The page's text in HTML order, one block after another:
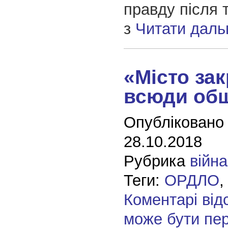
правду після
з Читати
«Місто
всюди
28.10.2018
Рубрика війна
Теги: ОРДЛО,
Коментарі
може бути